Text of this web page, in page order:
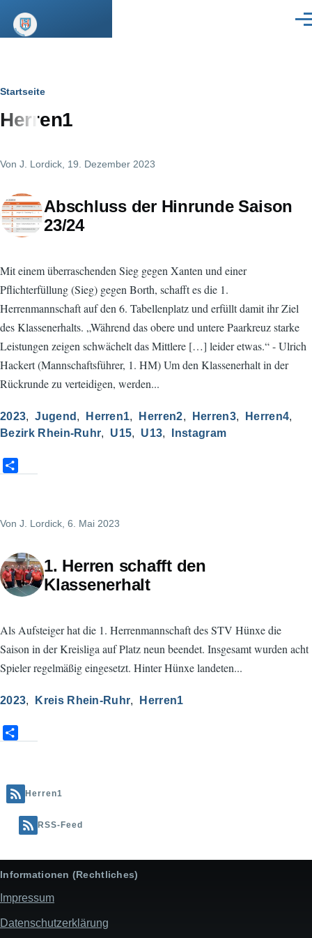
Pfadnavigation
Startseite
Herren1
Von J. Lordick , 19. Dezember 2023
Abschluss der Hinrunde Saison
23/24
Mit einem überraschenden Sieg gegen Xanten und einer
Pflichterfüllung (Sieg) gegen Borth, schafft es die 1.
Herrenmannschaft auf den 6. Tabellenplatz und erfüllt damit ihr Ziel
des Klassenerhalts. „Während das obere und untere Paarkreuz starke
Leistungen zeigen schwächelt das Mittlere […] leider etwas.“ - Ulrich
Hackert (Mannschaftsführer, 1. HM) Um den Klassenerhalt in der
Rückrunde zu verteidigen, werden...
2023 Jugend Herren1 Herren2 Herren3
Herren4
Bezirk Rhein-Ruhr
U15 U13 Instagram
e
Von J. Lordick , 6. Mai 2023
1. Herren schafft den
Klassenerhalt
Als Aufsteiger hat die 1. Herrenmannschaft des STV Hünxe die
Saison in der Kreisliga auf Platz neun beendet. Insgesamt wurden acht
Spieler regelmäßig eingesetzt. Hinter Hünxe landeten...
2023 Kreis Rhein-Ruhr Herren1
e Herren1
RSS-Feed
Informationen (Rechtliches)
Impressum
Datenschutzerklärung